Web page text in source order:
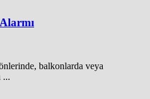
balkonlarda veya
...